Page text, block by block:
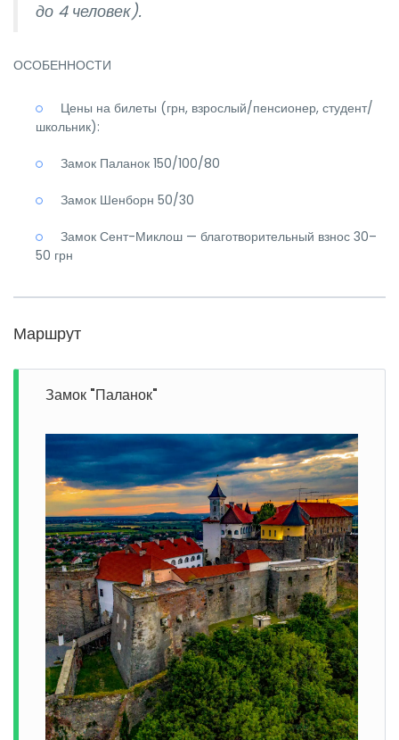
до 4 человек).
ОСОБЕННОСТИ
Цены на билеты (грн, взрослый/пенсионер, студент/
школьник):
Замок Паланок 150/100/80
Замок Шенборн 50/30
Замок Сент-Миклош — благотворительный взнос 30–
50 грн
Маршрут
Замок "Паланок"